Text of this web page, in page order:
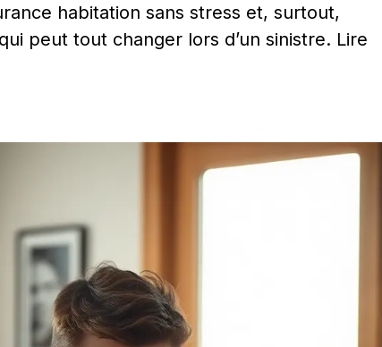
habitation sans stress et, surtout,
peut tout changer lors d’un sinistre. Lire